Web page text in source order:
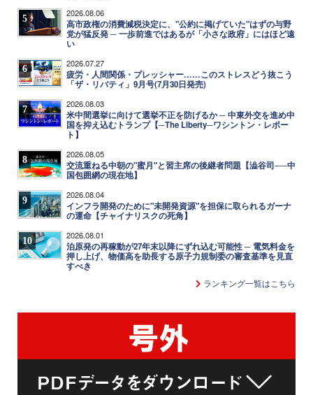
5 2026.08.06
高市政権の消費減税決定に、"公約に掲げていた"はずの与野
党が猛反発 ─ 一歩前進ではあるが「小さな政府」にはほど遠
い
6 2026.07.27
疲労・人間関係・プレッシャー……このストレスどう抜こう
「ザ・リバティ」9月号(7月30日発売)
7 2026.08.03
米中間選挙に向けて選挙不正を防げるか ─ 中東外交を進め中
国を抑え込むトランプ【─The Liberty─ワシントン・レポー
ト】
8 2026.08.05
交流重ねる中朝の"蜜月"と習主席の後継者問題【澁谷司──中
国包囲網の現在地】
9 2026.08.04
インフラ開発のために"未開発資源"を担保に取られるガーナ
の運命【チャイナリスクの死角】
10 2026.08.01
泊原発の再稼動が27年末以降にずれ込む可能性 ─ 電気料金を
押し上げ、物価高を助長する原子力規制委の審査基準を見直
すべき
ランキング一覧はこちら